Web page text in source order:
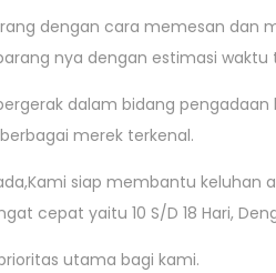
dengan cara memesan
nya dengan estimasi waktu
dalam bidang pengadaan
merek terkenal.
siap membantu
cepat yaitu 10 S/D 18 Hari,
utama bagi kami.